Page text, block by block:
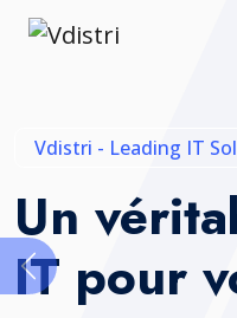
Vdistri - Leading IT
Un
IT pour